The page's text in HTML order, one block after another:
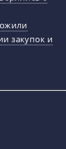
закупок и